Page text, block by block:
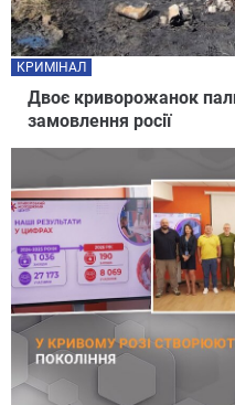
Двоє криворожанок
замовлення росії
КРИМІНАЛ